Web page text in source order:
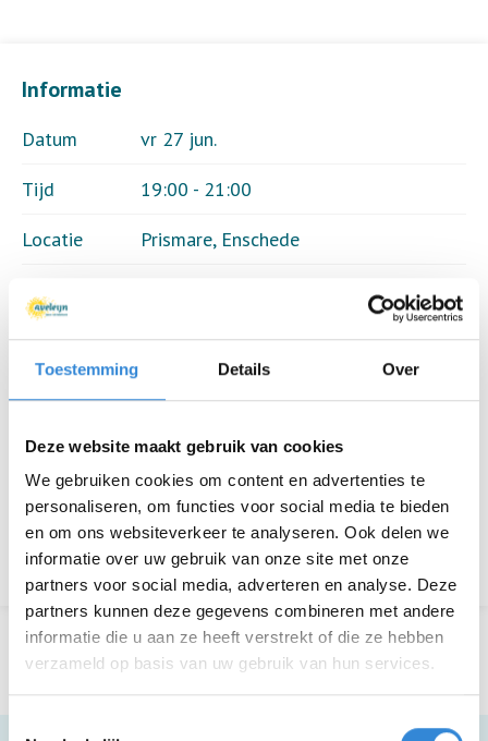
Toestemming Details Over
Deze website maakt gebruik van cookies
We gebruiken cookies om content en advertenties te
personaliseren, om functies voor social media te bieden
en om ons websiteverkeer te analyseren. Ook delen we
informatie over uw gebruik van onze site met onze
partners voor social media, adverteren en analyse. Deze
partners kunnen deze gegevens combineren met andere
informatie die u aan ze heeft verstrekt of die ze hebben
verzameld op basis van uw gebruik van hun services.
Informatie
Datum
vr 27 jun.
Tijd
19:00 - 21:00
Locatie
Prismare, Enschede
Kosten
Geen
Aanmelden is niet meer mogelijk.
Terug naar het overzicht